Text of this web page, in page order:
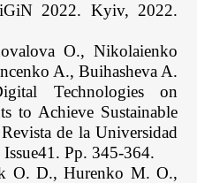
2022. Kyiv, 2022.
O., Nikolaienko
A., Buihasheva A.
Technologies on
to Achieve Sustainable
de la Universidad
Pр. 345-364.
O. D., Hurenko M. O.,